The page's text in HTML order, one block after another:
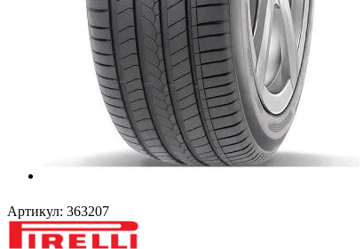
Артикул: 363207